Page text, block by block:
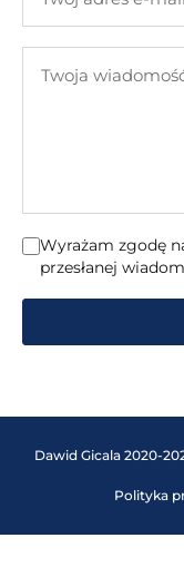
adres
mail
wiadomość
Wyrażam zgodę
przesłanej
Dawid Gicala 2020-
Polityka